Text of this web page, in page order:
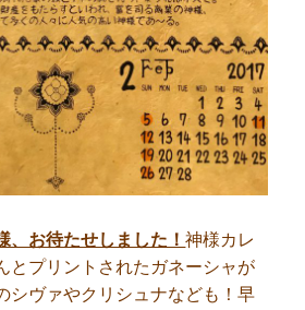
、お待たせしました！神様カレ
とプリントされたガネーシャが
シヴァやクリシュナなども！早